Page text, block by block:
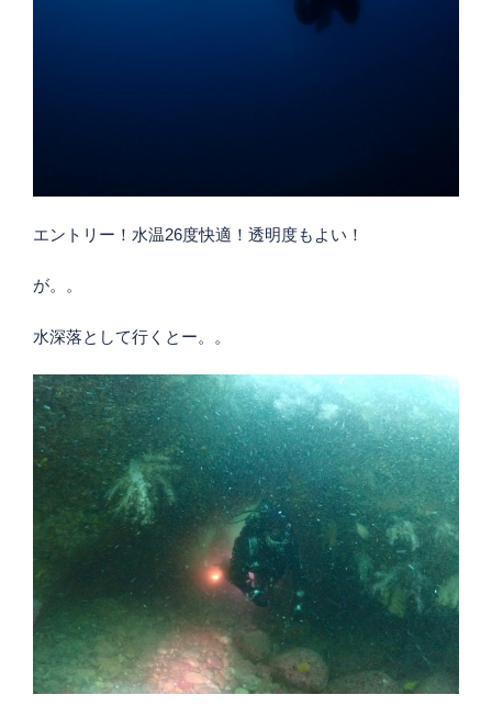
エントリー！水温26度快適！透明度もよい！
が。。
水深落として行くとー。。